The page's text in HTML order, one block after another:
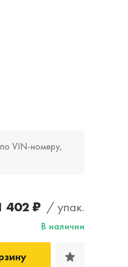
VIN‑номеру,
402 ₽ / упак.
В наличии